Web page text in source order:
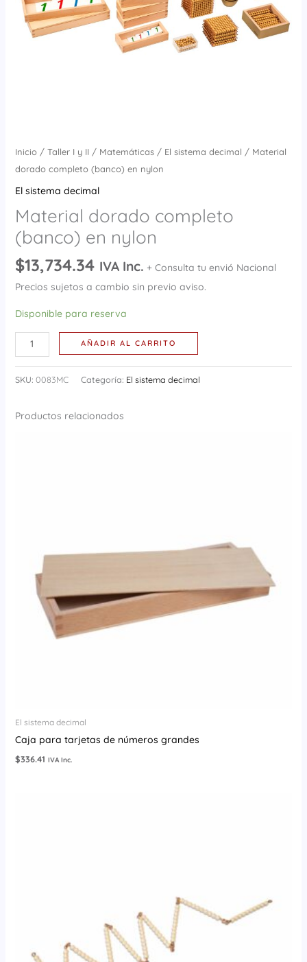
Inicio/ Taller I y II/ Matemáticas/ El sistema decimal / Material
dorado completo (banco) en nylon
El sistema decimal
Material dorado completo
(banco) en nylon
$13,734.34 IVA Inc. + Consulta tu envió Nacional
Precios sujetos a cambio sin previo aviso.
Disponible para reserva
AÑADIR AL CARRITO
SKU: 0083MC Categoría: El sistema decimal
Productos relacionados
El sistema decimal
Caja para tarjetas de números grandes
$336.41 IVA Inc.